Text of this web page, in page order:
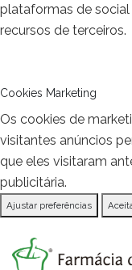
plataformas de
recursos de terceiros.
Cookies Marketing
Os cookies de
visitantes anúncios
que eles visitaram
publicitária.
Ajustar preferências